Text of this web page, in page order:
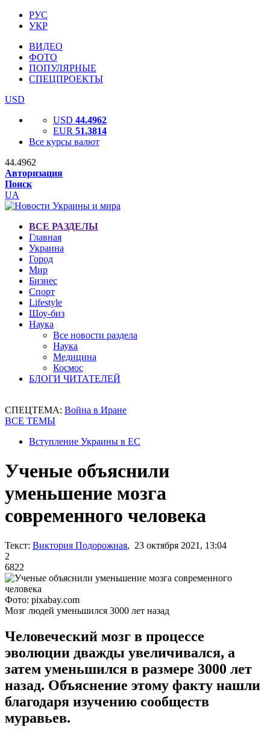
РУС
УКР
ВИДЕО
ФОТО
ПОПУЛЯРНЫЕ
СПЕЦПРОЕКТЫ
USD
USD 44.4962
EUR 51.3814
Все курсы валют
44.4962
Авторизация
Поиск
UA
ВСЕ РАЗДЕЛЫ
Главная
Украина
Город
Мир
Бизнес
Спорт
Lifestyle
Шоу-биз
Наука
Все новости раздела
Наука
Медицина
Космос
БЛОГИ ЧИТАТЕЛЕЙ
СПЕЦТЕМА: Война в Иране
ВСЕ ТЕМЫ
Вступление Украины в ЕС
Ученые объяснили
уменьшение мозга
современного человека
Текст: Виктория Подорожная, 23 октября 2021, 13:04
2
6822
Фото: pixabay.com
Мозг людей уменьшился 3000 лет назад
Человеческий мозг в процессе
эволюции дважды увеличивался, а
затем уменьшился в размере 3000 лет
назад. Объяснение этому факту нашли
благодаря изучению сообществ
муравьев.